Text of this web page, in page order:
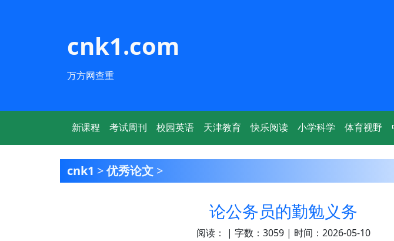
cnk1.com
万方网查重
新课程 考试周刊 校园英语 天津教育 快乐阅读 小学科学 体育视野
cnk1 >优秀论文 >
论公务员的勤勉义务
阅读： | 字数：3059 | 时间：2026-05-10